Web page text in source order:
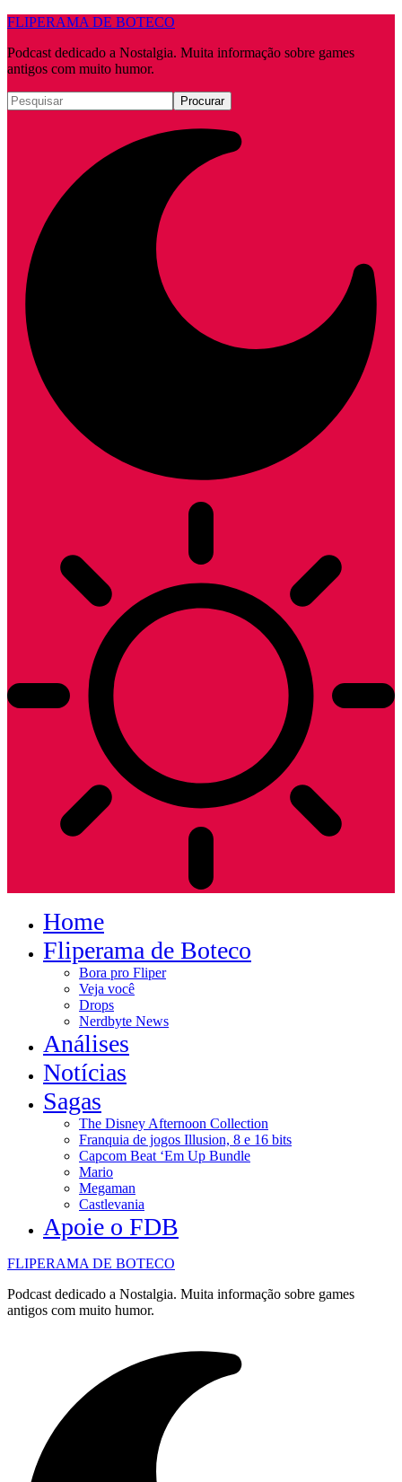
FLIPERAMA DE BOTECO
Podcast dedicado a Nostalgia. Muita informação sobre games
antigos com muito humor.
Home
Fliperama de Boteco
Bora pro Fliper
Veja você
Drops
Nerdbyte News
Análises
Notícias
Sagas
The Disney Afternoon Collection
Franquia de jogos Illusion, 8 e 16 bits
Capcom Beat ‘Em Up Bundle
Mario
Megaman
Castlevania
Apoie o FDB
FLIPERAMA DE BOTECO
Podcast dedicado a Nostalgia. Muita informação sobre games
antigos com muito humor.